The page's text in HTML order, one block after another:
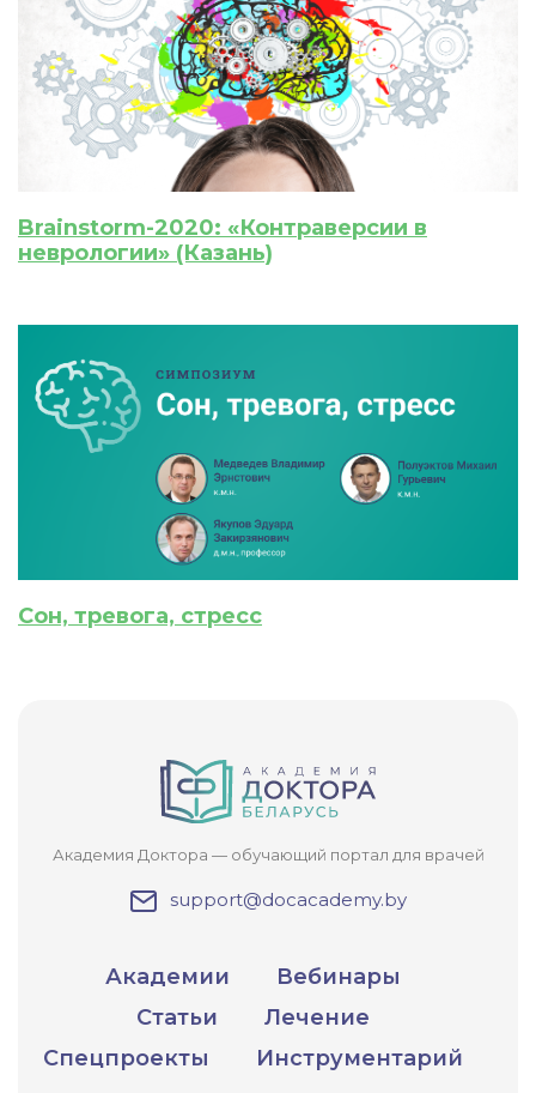
Brainstorm-2020: «Контраверсии в
неврологии» (Казань)
Сон, тревога, стресс
Академия Доктора — обучающий портал для врачей
support@docacademy.by
Академии
Вебинары
Статьи
Лечение
Спецпроекты
Инструментарий
После подтверждения медкоины будут
списаны с Вашего счета.
ПОЛУЧИТЬ ОТМЕНА
Приобретено